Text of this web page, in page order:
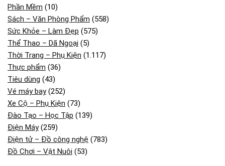
Phần Mềm (10)
Sách – Văn Phòng Phẩm (558)
Sức Khỏe – Làm Đẹp (575)
Thể Thao – Dã Ngoại (5)
Thời Trang – Phụ Kiện (1.117)
Thực phẩm (36)
Tiêu dùng (43)
Vé máy bay(252)
Xe Cộ – Phụ Kiện (73)
Đào Tạo – Học Tập (139)
Điện Máy(259)
Điện tử – Đồ công nghệ (783)
Đồ Chơi – Vật Nuôi (53)